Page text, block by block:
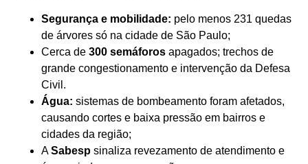
Segurança e mobilidade: pelo menos 231 quedas
de árvores só na cidade de São Paulo;
Cerca de 300 semáforos apagados; trechos de
grande congestionamento e intervenção da Defesa
Civil.
Água: sistemas de bombeamento foram afetados,
causando cortes e baixa pressão em bairros e
cidades da região;
ASabesp sinaliza revezamento de atendimento e